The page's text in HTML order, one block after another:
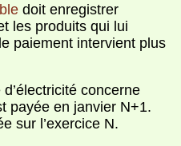
doit enregistrer
les produits qui lui
paiement intervient plus
concerne
payée en janvier N+1.
sur l’exercice N.